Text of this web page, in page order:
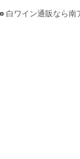
白ワイン通販なら南